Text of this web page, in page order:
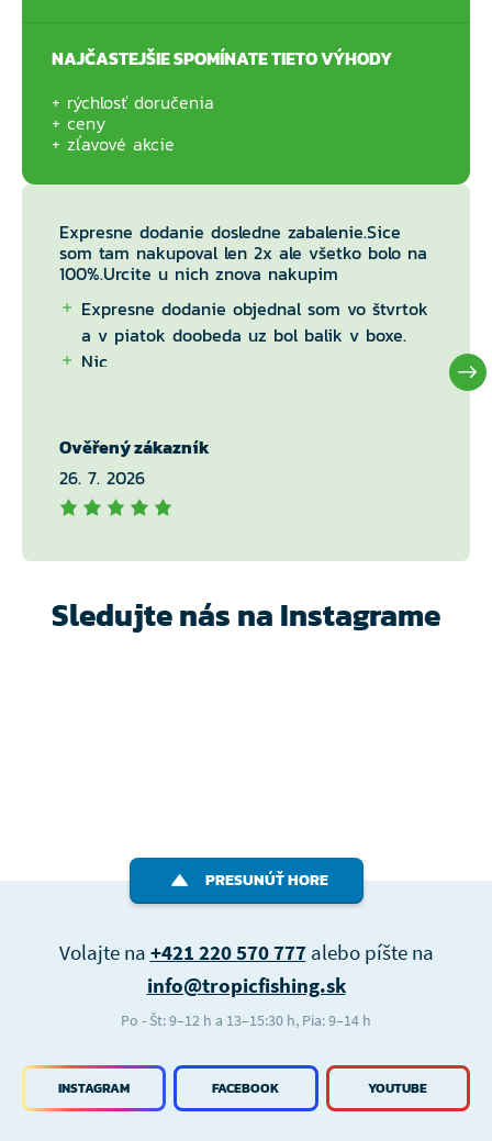
NAJČASTEJŠIE SPOMÍNATE TIETO VÝHODY
rýchlosť doručenia
ceny
zľavové akcie
Expresne dodanie dosledne zabalenie.Sice
som tam nakupoval len 2x ale všetko bolo na
100%.Urcite u nich znova nakupim
Expresne dodanie objednal som vo štvrtok
a v piatok doobeda uz bol balik v boxe.
Nic
Ověřený zákazník
26. 7. 2026
Sledujte nás na Instagrame
PRESUNÚŤ HORE
INSTAGRAM FACEBOOK YOUTUBE
Volajte na +421 220 570 777alebo píšte na
info@tropicfishing.sk
Po - Št: 9–12 h a 13–15:30 h, Pia: 9–14 h